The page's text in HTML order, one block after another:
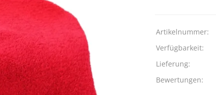
Artikelnummer:
Verfügbarkeit:
Lieferung:
Bewertungen: